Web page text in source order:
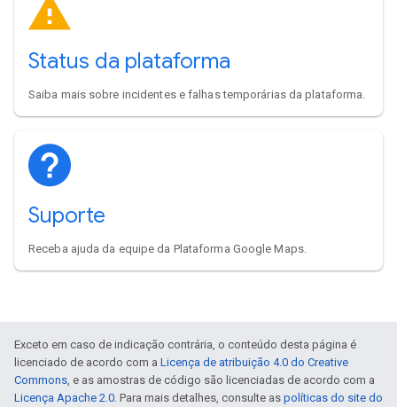
Status da plataforma
Saiba mais sobre incidentes e falhas temporárias da plataforma.
Suporte
Receba ajuda da equipe da Plataforma Google Maps.
Exceto em caso de indicação contrária, o conteúdo desta página é
licenciado de acordo com a Licença de atribuição 4.0 do Creative
Commons , e as amostras de código são licenciadas de acordo com a
Licença Apache 2.0 . Para mais detalhes, consulte as políticas do site do